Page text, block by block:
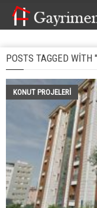
POSTS TAGGED WITH
KONUT PROJELERI